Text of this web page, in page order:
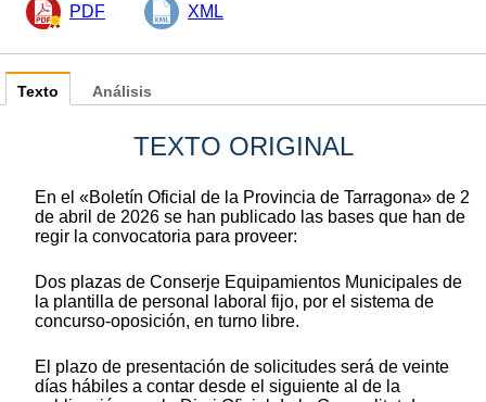
PDF XML
Texto
TEXTO ORIGINAL
En el «Boletín Oficial de la Provincia de Tarragona» de 2
de abril de 2026 se han publicado las bases que han de
regir la convocatoria para proveer:
Dos plazas de Conserje Equipamientos Municipales de
la plantilla de personal laboral fijo, por el sistema de
concurso-oposición, en turno libre.
El plazo de presentación de solicitudes será de veinte
días hábiles a contar desde el siguiente al de la
Análisis